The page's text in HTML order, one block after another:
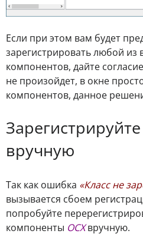
Если при этом вам будет
зарегистрировать любой из
компонентов, дайте
не произойдет, в окне
компонентов, данное
вручную
Так как ошибка «Класс не
вызывается сбоем
попробуйте
компоненты OCXвручную.